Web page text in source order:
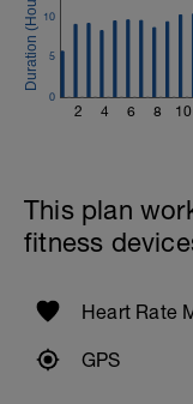
2 4 6 8 10
0
5
10
This plan
fitness
Heart Rate
GPS